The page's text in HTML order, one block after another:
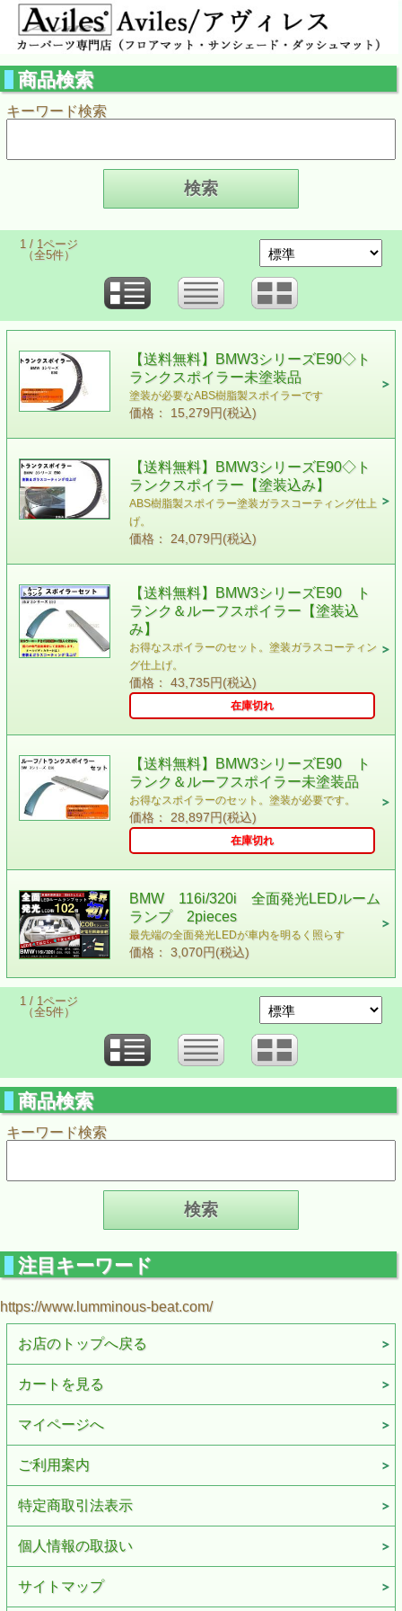
商品検索
キーワード検索
1 / 1ページ
（全5件）
【送料無料】BMW3シリーズE90◇ト
ランクスポイラー未塗装品
塗装が必要なABS樹脂製スポイラーです
価格： 15,279円(税込)
【送料無料】BMW3シリーズE90◇ト
ランクスポイラー【塗装込み】
ABS樹脂製スポイラー塗装ガラスコーティング仕上
げ。
価格： 24,079円(税込)
【送料無料】BMW3シリーズE90 ト
ランク＆ルーフスポイラー【塗装込
み】
お得なスポイラーのセット。塗装ガラスコーティン
グ仕上げ。
価格： 43,735円(税込)
在庫切れ
【送料無料】BMW3シリーズE90 ト
ランク＆ルーフスポイラー未塗装品
お得なスポイラーのセット。塗装が必要です。
価格： 28,897円(税込)
在庫切れ
BMW 116i/320i 全面発光LEDルーム
ランプ 2pieces
最先端の全面発光LEDが車内を明るく照らす
価格： 3,070円(税込)
1 / 1ページ
（全5件）
商品検索
キーワード検索
注目キーワード
https://www.lumminous-beat.com/
お店のトップへ戻る
カートを見る
マイページへ
ご利用案内
特定商取引法表示
個人情報の取扱い
サイトマップ